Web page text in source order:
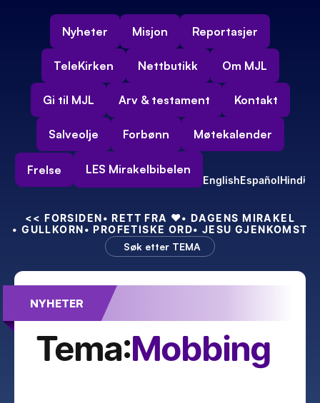
Nyheter Misjon Reportasjer
TeleKirken Nettbutikk Om MJL
Gi til MJL Arv & testament Kontakt
Salveolje Forbønn Møtekalender
Frelse LES Mirakelbibelen
EnglishEspañolHindi
<< FORSIDEN• RETT FRA ❤️• DAGENS MIRAKEL
• GULLKORN• PROFETISKE ORD• JESU GJENKOMST
Søk etter TEMA
NYHETER
Feiret 55-års bryllupsdag – med kraft!
Tema:Mobbing